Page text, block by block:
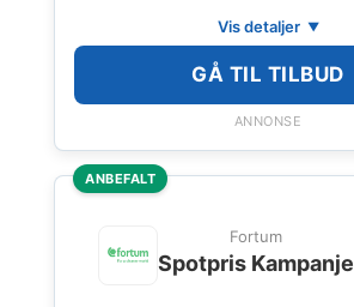
Vis detaljer
GÅ TIL TILBUD
ANNONSE
ANBEFALT
Fortum
Spotpris Kampanje